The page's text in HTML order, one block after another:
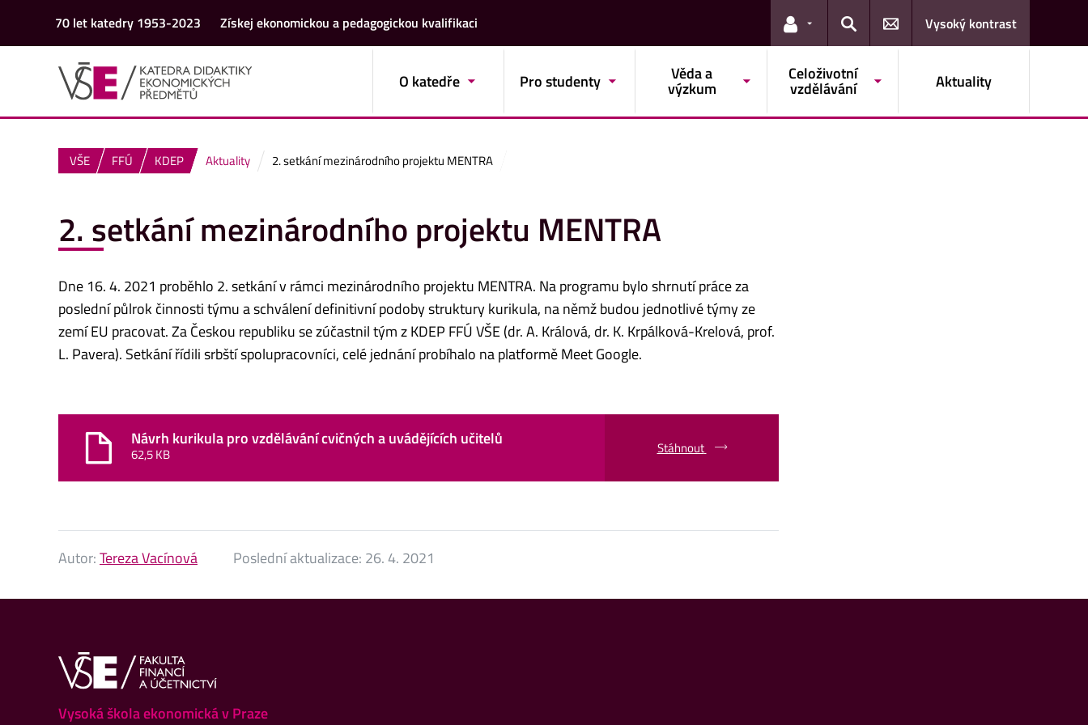
70 let katedry 1953-2023 Získej ekonomickou a pedagogickou kvalifikaci
Odkazy pro uživatele
Hledat
Vysoký kontrast
O katedře Pro studenty Věda a
výzkum
Celoživotní
vzdělávání Aktuality
VŠE FFÚ KDEP Aktuality 2. setkání mezinárodního projektu MENTRA
2. setkání mezinárodního projektu MENTRA
Dne 16. 4. 2021 proběhlo 2. setkání v rámci mezinárodního projektu MENTRA. Na programu bylo shrnutí práce za
poslední půlrok činnosti týmu a schválení definitivní podoby struktury kurikula, na němž budou jednotlivé týmy ze
zemí EU pracovat. Za Českou republiku se zúčastnil tým z KDEP FFÚ VŠE (dr. A. Králová, dr. K. Krpálková-Krelová, prof.
L. Pavera). Setkání řídili srbští spolupracovníci, celé jednání probíhalo na platformě Meet Google.
Návrh kurikula pro vzdělávání cvičných a uvádějících učitelů
62,5 KB Stáhnout
Autor:Tereza Vacínová Poslední aktualizace: 26. 4. 2021
Vysoká škola ekonomická v Praze